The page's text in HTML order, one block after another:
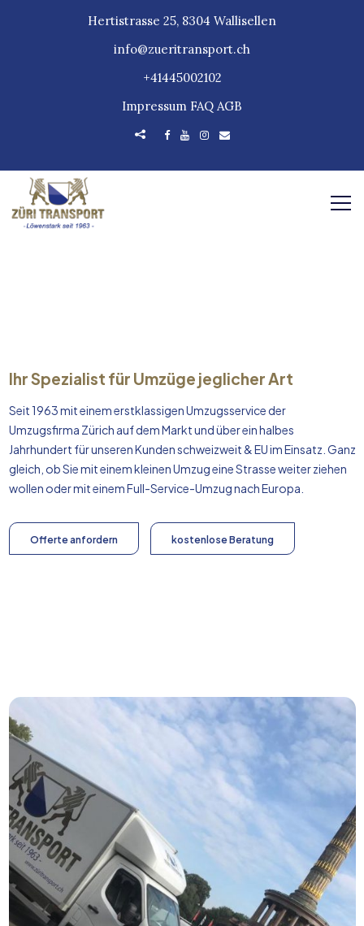
Hertistrasse 25, 8304 Wallisellen
info@zueritransport.ch
+41445002102
Impressum FAQ AGB
Ihr Spezialist für Umzüge jeglicher Art
Seit 1963 mit einem erstklassigen Umzugsservice der
Umzugsfirma Zürich auf dem Markt und über ein halbes
Jahrhundert für unseren Kunden schweizweit & EU im Einsatz. Ganz
gleich, ob Sie mit einem kleinen Umzug eine Strasse weiter ziehen
wollen oder mit einem Full-Service-Umzug nachEuropa
Offerte anfordern kostenlose Beratung